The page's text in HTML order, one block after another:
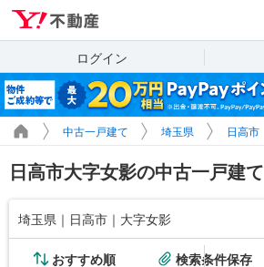
ログイン
中古一戸建て 埼玉県 日高市
日高市大字女影の中古一戸建て
埼玉県｜日高市｜大字女影
おすすめ順 検索条件保存